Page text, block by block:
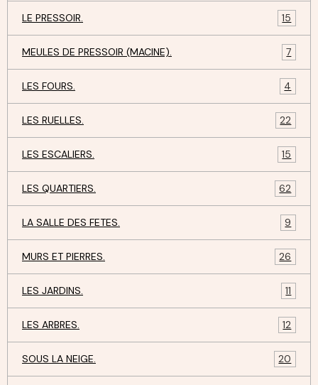
LE PRESSOIR. 15
MEULES DE PRESSOIR (MACINE). 7
LES FOURS. 4
LES RUELLES. 22
LES ESCALIERS. 15
LES QUARTIERS. 62
LA SALLE DES FETES. 9
MURS ET PIERRES. 26
LES JARDINS. 11
LES ARBRES. 12
SOUS LA NEIGE. 20